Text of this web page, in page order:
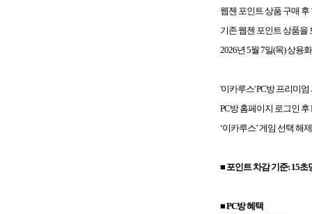
웹젠 포인트 상품 구매
기존 웹젠 포인트 상품을
2026년 5월 7일(목) 상용
'이카루스' PC방 프리미
PC방 홈페이지 로그인 후
‘이카루스’ 게임 선택 해
■ 포인트 차감 기준: 15초
■ PC방 혜택